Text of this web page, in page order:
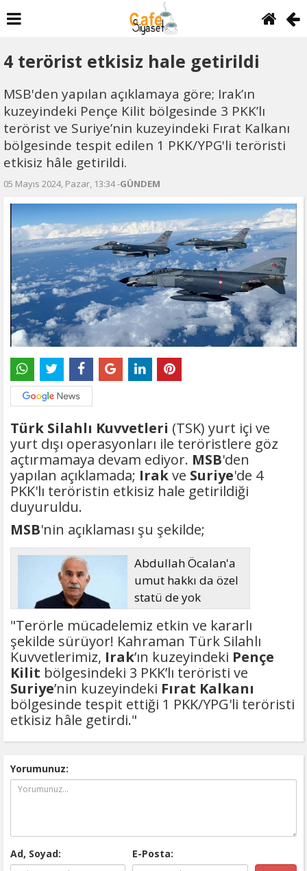
4 terörist etkisiz hale getirildi
MSB'den yapılan açıklamaya göre; Irak’ın
kuzeyindeki Pençe Kilit bölgesinde 3 PKK’lı
terörist ve Suriye’nin kuzeyindeki Fırat Kalkanı
bölgesinde tespit edilen 1 PKK/YPG'li teröristi
etkisiz hâle getirildi.
05 Mayıs 2024, Pazar, 13:34 -GÜNDEM
Türk Silahlı Kuvvetleri (TSK) yurt içi ve
yurt dışı operasyonları ile teröristlere göz
açtırmamaya devam ediyor. MSB'den
yapılan açıklamada; Irakve Suriye'de 4
PKK'lı teröristin etkisiz hale getirildiği
duyuruldu.
MSB'nin açıklaması şu şekilde;
Abdullah Öcalan'a
umut hakkı da özel
statü de yok
"Terörle mücadelemiz etkin ve kararlı
şekilde sürüyor! Kahraman Türk Silahlı
Kuvvetlerimiz, Irak’ın kuzeyindeki Pençe
Kilit bölgesindeki 3 PKK’lı teröristi ve
Suriye’nin kuzeyindeki Fırat Kalkanı
bölgesinde tespit ettiği 1 PKK/YPG'li teröristi
etkisiz hâle getirdi."
Yorumunuz:
Ad, Soyad: E-Posta: